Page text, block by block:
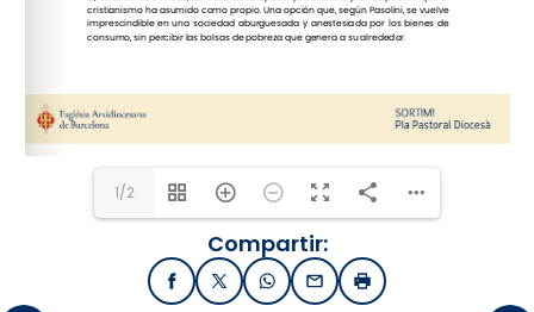
1/2
Compartir:
FacebookX / TwitterWhatsApp
EmailImprimir